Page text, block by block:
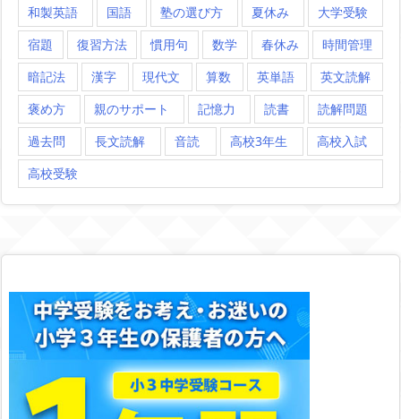
和製英語
国語 塾の選び方 夏休み
大学受験
宿題
復習方法 慣用句 数学 春休み
時間管理
暗記法
漢字 現代文 算数 英単語
英文読解
褒め方
親のサポート 記憶力 読書
読解問題
過去問
長文読解 音読 高校3年生
高校入試
高校受験